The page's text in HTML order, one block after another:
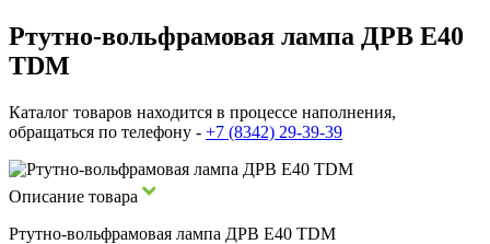
Ртутно-вольфрамовая лампа ДРВ E40
TDM
Каталог товаров находится в процессе наполнения,
обращаться по телефону - +7 (8342) 29-39-39
Описание товара
Ртутно-вольфрамовая лампа ДРВ E40 TDM